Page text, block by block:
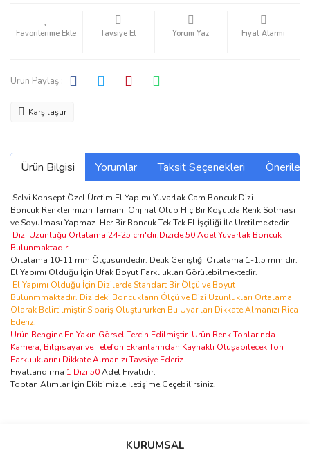
Tavsiye Et Yorum Yaz Fiyat Alarmı
Ürün Paylaş :
Karşılaştır
Ürün Bilgisi Yorumlar Taksit Seçenekleri
Selvi Konsept Özel Üretim El Yapımı Yuvarlak Cam Boncuk Dizi
Boncuk Renklerimizin Tamamı Orijinal Olup Hiç Bir Koşulda Renk Solması
ve Soyulması Yapmaz. Her Bir Boncuk Tek Tek El İşçiliği İle Üretilmektedir.
Dizi Uzunluğu Ortalama 24-25 cm'dir.Dizide 50 Adet Yuvarlak Boncuk
Bulunmaktadır.
Ortalama 10-11 mm Ölçüsündedir. Delik Genişliği Ortalama 1-1.5 mm'dir.
El Yapımı Olduğu İçin Ufak Boyut Farklılıkları Görülebilmektedir.
El Yapımı Olduğu İçin Dizilerde Standart Bir Ölçü ve Boyut
Bulunmmaktadır. Dizideki Boncukların Ölçü ve Dizi Uzunlukları Ortalama
Olarak Belirtilmiştir.Sipariş Oluştururken Bu Uyarıları Dikkate Almanızı Rica
Ederiz.
Ürün Rengine En Yakın Görsel Tercih Edilmiştir. Ürün Renk Tonlarında
Kamera, Bilgisayar ve Telefon Ekranlarından Kaynaklı Oluşabilecek Ton
Farklılıklarını Dikkate Almanızı Tavsiye Ederiz.
Fiyatlandırma 1 Dizi 50Adet Fiyatıdır.
Toptan Alımlar İçin Ekibimizle İletişime Geçebilirsiniz.
Bu ürüne ilk yorumu siz yapın!
KURUMSAL